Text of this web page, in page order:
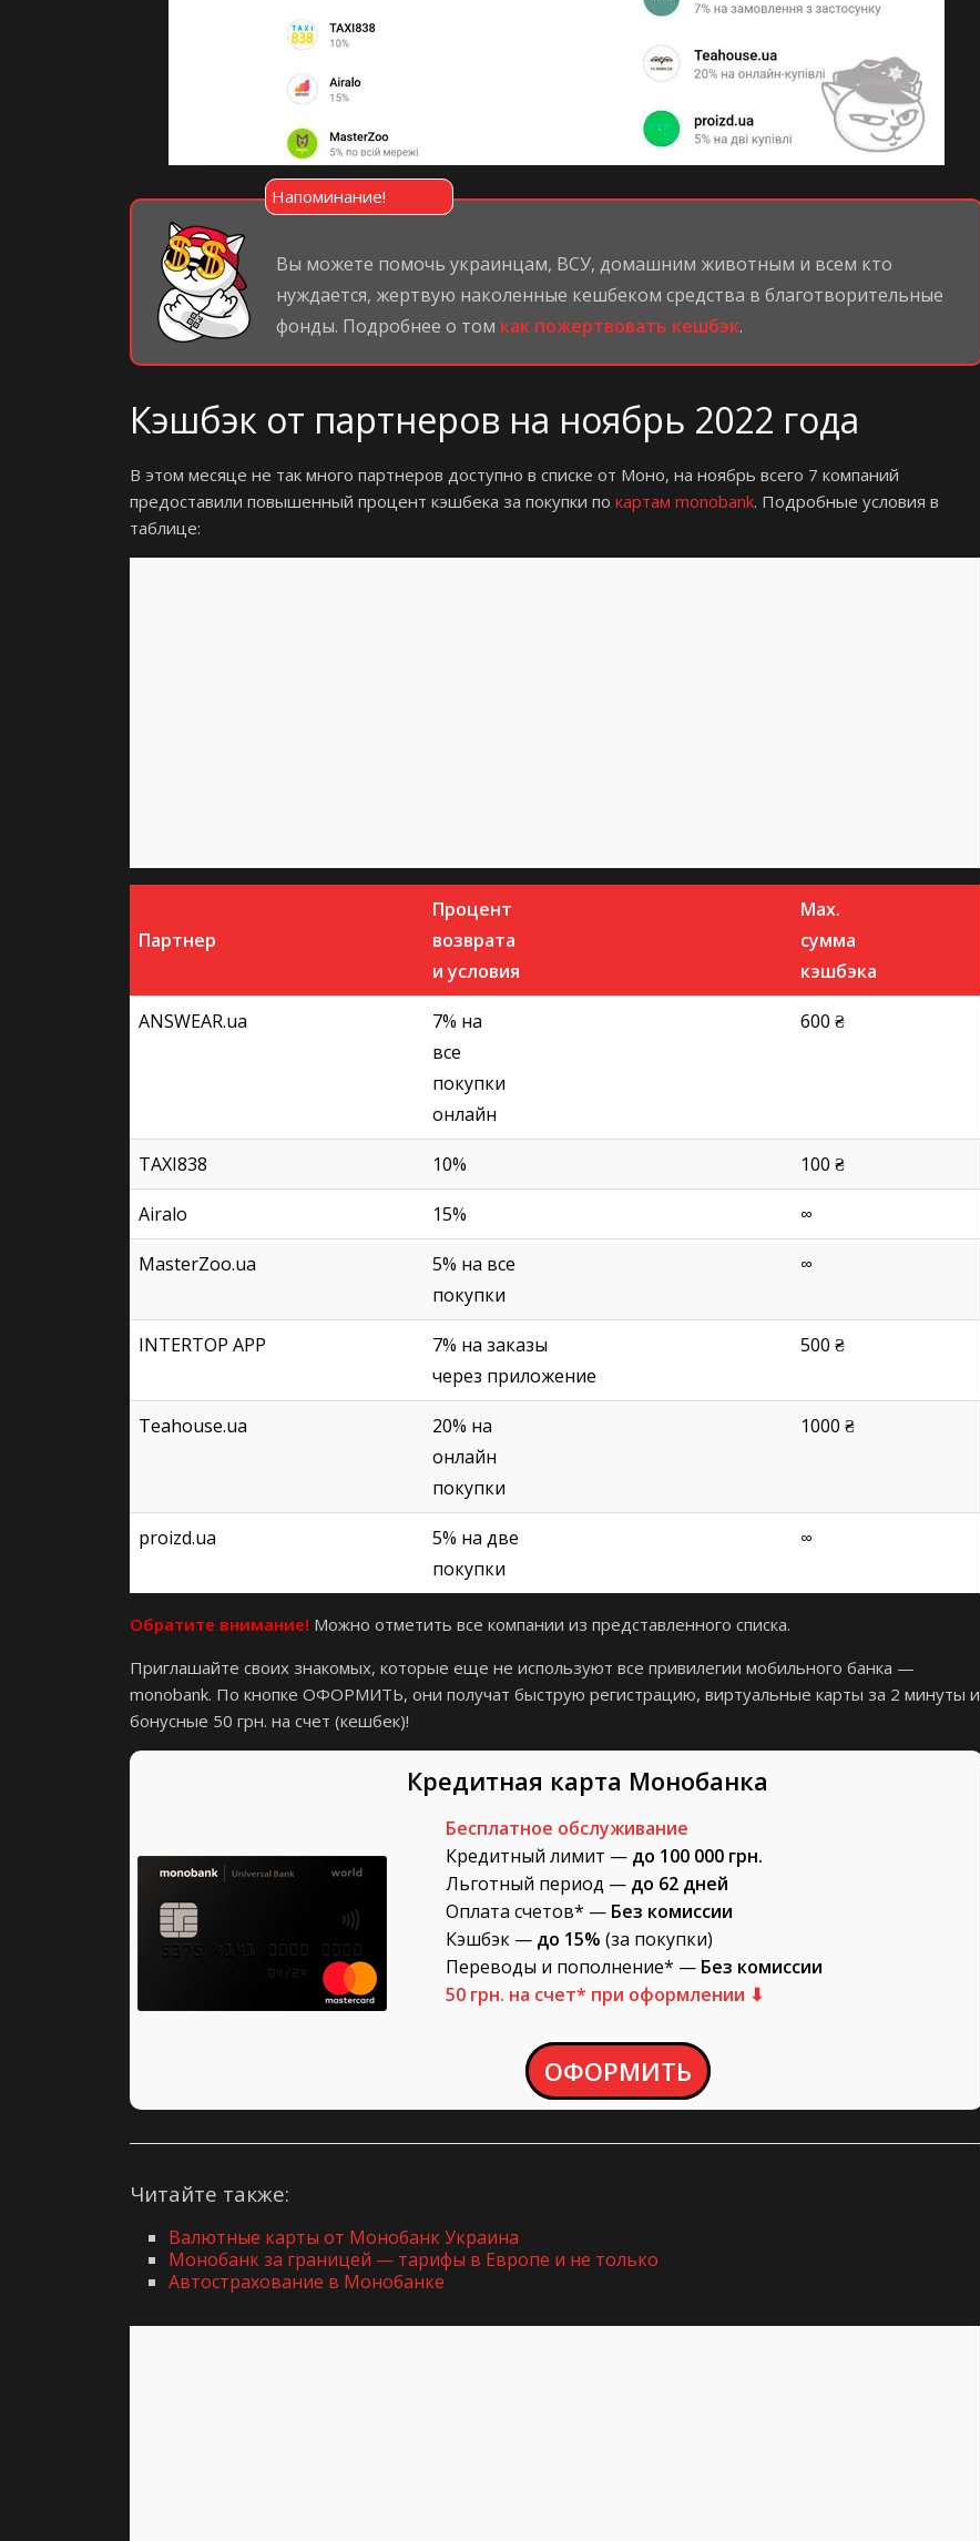
Напоминание!
Вы можете помочь украинцам, ВСУ, домашним животным и всем кто
нуждается, жертвую наколенные кешбеком средства в благотворительные
фонды. Подробнее о том как пожертвовать кешбэк.
Кэшбэк от партнеров на ноябрь 2022 года
В этом месяце не так много партнеров доступно в списке от Моно, на ноябрь всего 7 компаний
предоставили повышенный процент кэшбека за покупки по картам monobank. Подробные условия в
таблице:
Партнер
Процент
возврата
и условия
Max.
сумма
кэшбэка
ANSWEAR.ua
7% на
все
покупки
онлайн
600 ₴
TAXI838 10% 100 ₴
Airalo 15% ∞
MasterZoo.ua
5% на все
покупки
∞
INTERTOP APP
7% на заказы
через приложение
500 ₴
Teahouse.ua
20% на
онлайн
покупки
1000 ₴
proizd.ua
5% на две
покупки
∞
Обратите внимание! Можно отметить все компании из представленного списка.
Приглашайте своих знакомых, которые еще не используют все привилегии мобильного банка —
monobank. По кнопке ОФОРМИТЬ, они получат быструю регистрацию, виртуальные карты за 2 минуты и
бонусные 50 грн. на счет (кешбек)!
Кредитная карта Монобанка
Бесплатное обслуживание
Кредитный лимит — до 100 000 грн.
Льготный период — до 62 дней
Оплата счетов* — Без комиссии
Кэшбэк — до 15% (за покупки)
Переводы и пополнение* — Без комиссии
50 грн. на счет* при оформлении ⬇
ОФОРМИТЬ
Читайте также:
Валютные карты от Монобанк Украина
Монобанк за границей — тарифы в Европе и не только
Автострахование в Монобанке